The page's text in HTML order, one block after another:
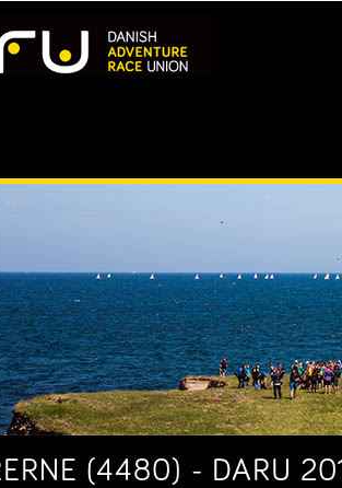
(4480) - DARU